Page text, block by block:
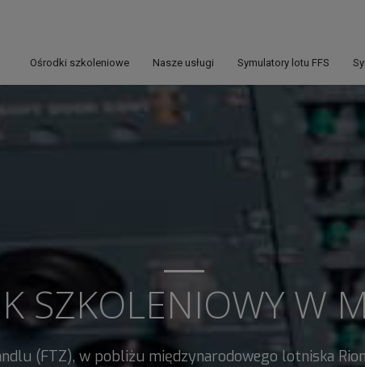
Ośrodki szkoleniowe Nasze usługi Symulatory lotu FFS
SZKOLENIOWY W
(FTZ), w pobliżu międzynarodowego lotniska